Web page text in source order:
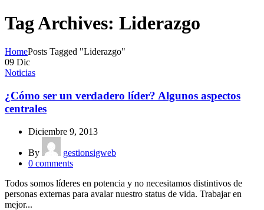
Tag Archives: Liderazgo
HomePosts Tagged "Liderazgo"
09 Dic
Noticias
¿Cómo ser un verdadero líder? Algunos aspectos
centrales
Diciembre 9, 2013
By
gestionsigweb
0 comments
Todos somos líderes en potencia y no necesitamos distintivos de
personas externas para avalar nuestro status de vida. Trabajar en
mejor...